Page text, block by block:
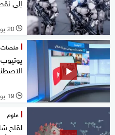
l 20 يونيو 2026
منصات
l 19 يونيو 2026
علوم
لقاح